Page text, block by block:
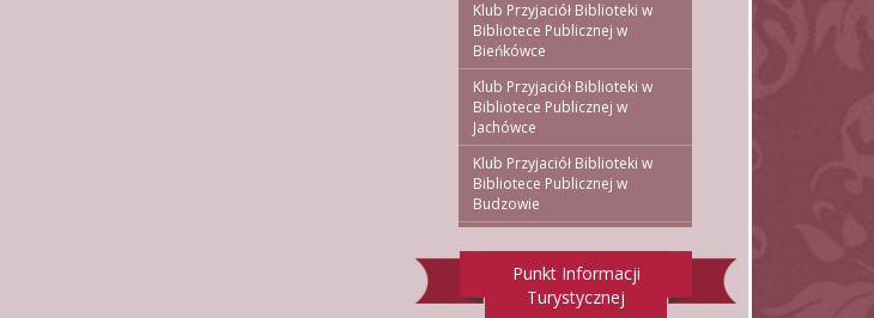
Klub Przyjaciół Biblioteki w
Bibliotece Publicznej w
Bieńkówce
Klub Przyjaciół Biblioteki w
Bibliotece Publicznej w
Jachówce
Klub Przyjaciół Biblioteki w
Bibliotece Publicznej w
Budzowie
Punkt Informacji
Turystycznej